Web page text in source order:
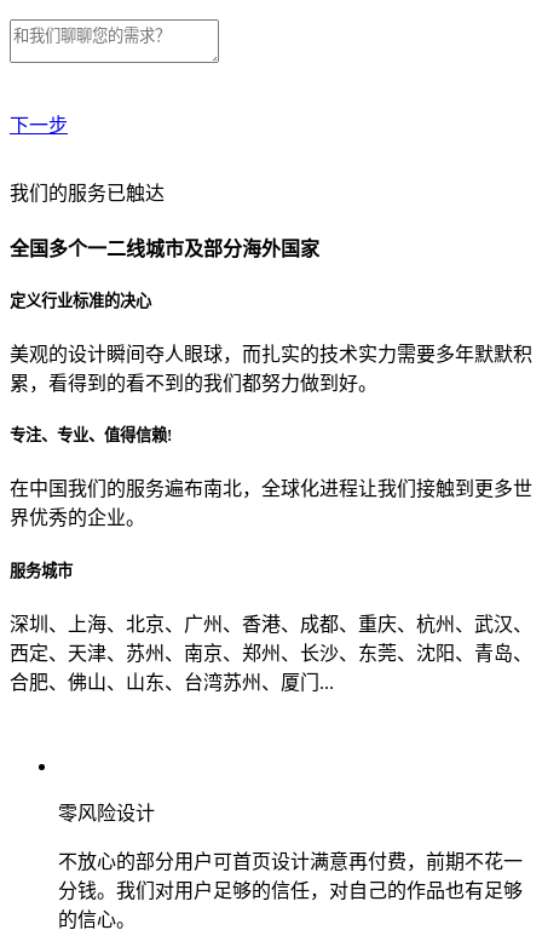
下一步
贵公司预算范围是？
贵公司的团队规模是？
目前主要的营销渠道是？
我们的服务已触达
全国多个一二线城市及部分海外国家
定义行业标准的决心
美观的设计瞬间夺人眼球，而扎实的技术实力需要多年默默积
累，看得到的看不到的我们都努力做到好。
专注、专业、值得信赖!
在中国我们的服务遍布南北，全球化进程让我们接触到更多世
界优秀的企业。
服务城市
深圳、上海、北京、广州、香港、成都、重庆、杭州、武汉、
西定、天津、苏州、南京、郑州、长沙、东莞、沈阳、青岛、
合肥、佛山、山东、台湾苏州、厦门...
零风险设计
不放心的部分用户可首页设计满意再付费，前期不花一
分钱。我们对用户足够的信任，对自己的作品也有足够
的信心。